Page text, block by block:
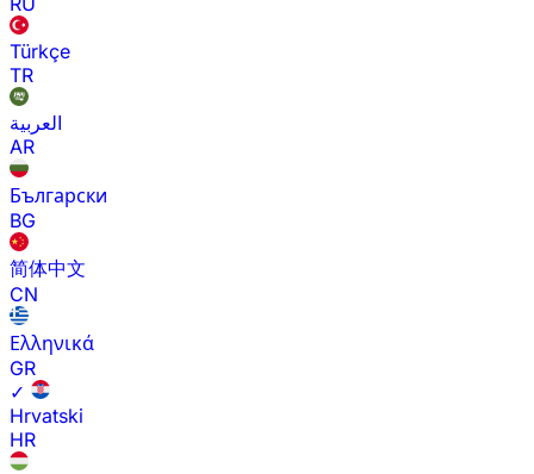
Türkçe
TR
العربية
AR
Български
BG
简体中文
CN
Ελληνικά
GR
✓
Hrvatski
HR